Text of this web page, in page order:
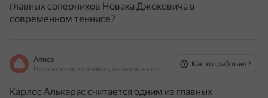
главных соперников Новака Джоковича в
современном теннисе?
Алиса
На основе источников, возможны неточности
Как это работает?
Карлос Алькарас считается одним из главных